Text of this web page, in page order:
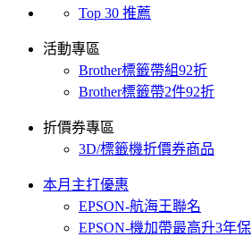
Top 30 推薦
活動專區
Brother標籤帶組92折
Brother標籤帶2件92折
折價券專區
3D/標籤機折價券商品
本月主打優惠
EPSON-航海王聯名
EPSON-機加帶最高升3年保